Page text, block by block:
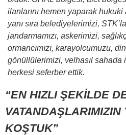
ilanlarını hemen yaparak hukuki
yanı sıra belediyelerimizi,
jandarmamızı, askerimizi,
ormancımızı, karayolcumuzu,
gönüllülerimizi, velhasıl
herkesi seferber ettik.
“EN HIZLI ŞEKİLDE
VATANDAŞLARIMIZIN
KOŞTUK”